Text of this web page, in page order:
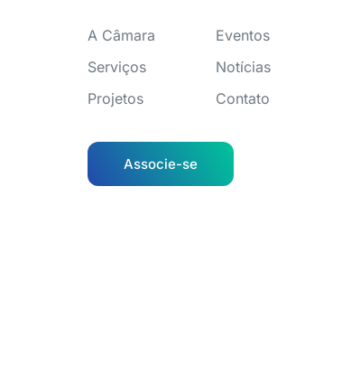
A Câmara
Serviços
Projetos
Eventos
Notícias
Contato
Associe-se